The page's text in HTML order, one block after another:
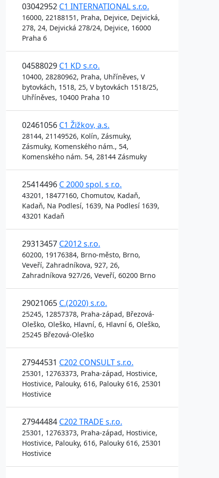
03042952 C1 INTERNATIONAL s.r.o.
16000, 22188151, Praha, Dejvice, Dejvická,
278, 24, Dejvická 278/24, Dejvice, 16000
Praha 6
04588029 C1 KD s.r.o.
10400, 28280962, Praha, Uhříněves, V
bytovkách, 1518, 25, V bytovkách 1518/25,
Uhříněves, 10400 Praha 10
02461056 C1 Žižkov, a.s.
28144, 21149526, Kolín, Zásmuky,
Zásmuky, Komenského nám., 54,
Komenského nám. 54, 28144 Zásmuky
25414496 C 2000 spol. s r.o.
43201, 18477160, Chomutov, Kadaň,
Kadaň, Na Podlesí, 1639, Na Podlesí 1639,
43201 Kadaň
29313457 C2012 s.r.o.
60200, 19176384, Brno-město, Brno,
Veveří, Zahradníkova, 927, 26,
Zahradníkova 927/26, Veveří, 60200 Brno
29021065 C.(2020) s.r.o.
25245, 12857378, Praha-západ, Březová-
Oleško, Oleško, Hlavní, 6, Hlavní 6, Oleško,
25245 Březová-Oleško
27944531 C202 CONSULT s.r.o.
25301, 12763373, Praha-západ, Hostivice,
Hostivice, Palouky, 616, Palouky 616, 25301
Hostivice
27944484 C202 TRADE s.r.o.
25301, 12763373, Praha-západ, Hostivice,
Hostivice, Palouky, 616, Palouky 616, 25301
Hostivice